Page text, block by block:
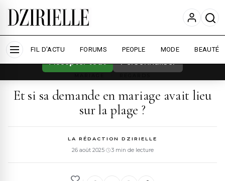
Nous utilisons des cookies pour améliorer
votre expérience et mesurer l'audience. En
Accepter tout Personnaliser
FIL D'ACTU FORUMS PEOPLE MODE BEAUTÉ
Et si sa demande en mariage avait lieu
sur la plage ?
LA RÉDACTION DZIRIELLE
26 août 2025· 3 min de lecture